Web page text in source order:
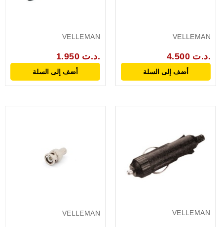
VELLEMAN
1.950 د.ت.
أضف إلى السلة
VELLEMAN
4.500 د.ت.
أضف إلى السلة
VELLEMAN VELLEMAN